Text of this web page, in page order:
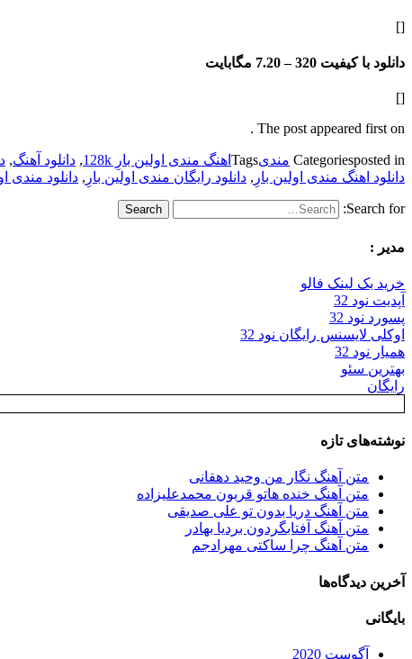
[]
دانلود با کیفیت 320 – 7.20 مگابایت
[]
The post appeared first on .
Categoriesposted in مندیTags اهنگ مندی اولین بارِ 128k , دانلود آهنگ,
دانلود اهنگ مندی اولین بارِ , دانلود رایگان مندی اولین بارِ , دانلود مندی
Search for:
مدیر :
خرید بک لینک فالو
آپدیت نود 32
پسورد نود 32
اوکلی لایسنس رایگان نود 32
همیار نود 32
بهترین سئو
رایگان
نوشته‌های تازه
متن آهنگ نگار من وحید دهقانی
متن آهنگ خنده هاتو قربون محمدعلیزاده
متن آهنگ دریا بدون تو علی صدیقی
متن آهنگ آفتابگردون بردیا بهادر
متن آهنگ چرا ساکتی مهرادجم
آخرین دیدگاه‌ها
بایگانی
آگوست 2020